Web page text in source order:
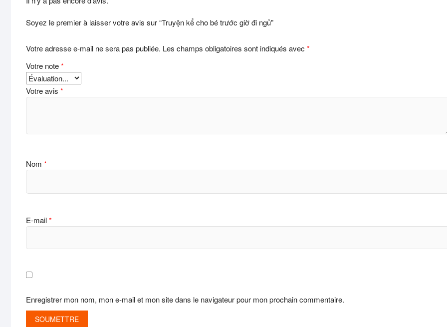
Soyez le premier à laisser votre avis sur “Truyện kể cho bé trước giờ đi ngủ”
Votre adresse e-mail ne sera pas publiée. Les champs obligatoires sont indiqués avec *
Votre note*
Votre avis *
Nom *
E-mail*
Enregistrer mon nom, mon e-mail et mon site dans le navigateur pour mon prochain commentaire.